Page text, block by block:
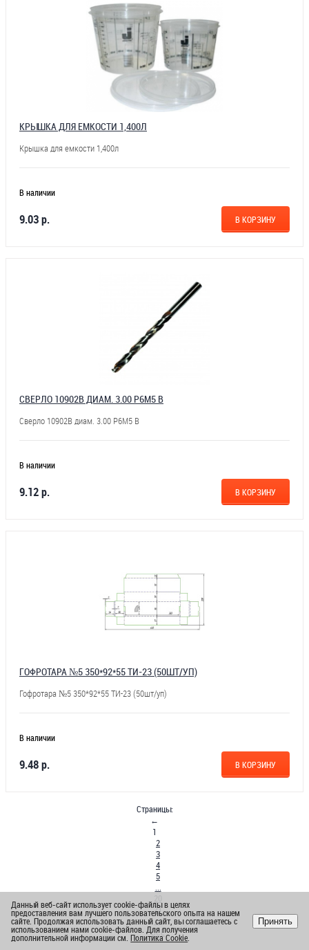
КРЫШКА ДЛЯ ЕМКОСТИ 1,400Л
Крышка для емкости 1,400л
В наличии
9.03 р. В КОРЗИНУ
СВЕРЛО 10902В ДИАМ. 3.00 Р6М5 В
Сверло 10902В диам. 3.00 Р6М5 В
В наличии
9.12 р. В КОРЗИНУ
ГОФРОТАРА №5 350*92*55 ТИ-23 (50ШТ/УП)
Гофротара №5 350*92*55 ТИ-23 (50шт/уп)
В наличии
9.48 р. В КОРЗИНУ
Страницы:
←
1
2
3
4
5
21
→
ВСЕ
Данный веб-сайт использует cookie-файлы в целях
предоставления вам лучшего пользовательского опыта на нашем
сайте. Продолжая использовать данный сайт, вы соглашаетесь с
использованием нами cookie-файлов. Для получения
дополнительной информации см.Политика Cookie
Принять